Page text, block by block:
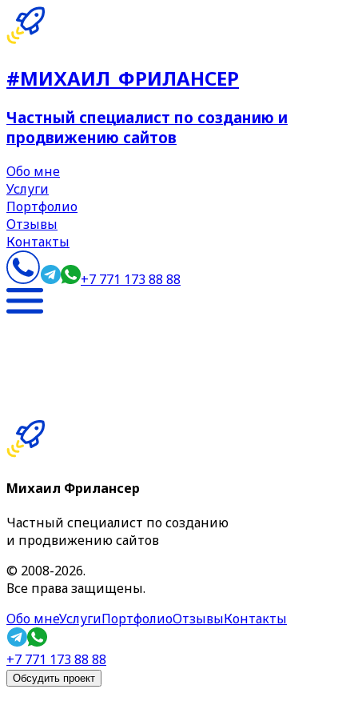
#МИХАИЛ_ФРИЛАНСЕР
Частный специалист по созданию и
продвижению сайтов
Обо мне
Услуги
Портфолио
Отзывы
Контакты
+7 771 173 88 88
Михаил Фрилансер
Частный специалист по созданию
и продвижению сайтов
© 2008-2026.
Все права защищены.
Обо мнеУслугиПортфолиоОтзывыКонтакты
+7 771 173 88 88
Обсудить проект